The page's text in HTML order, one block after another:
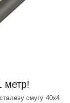
метр!
смугу 40х4